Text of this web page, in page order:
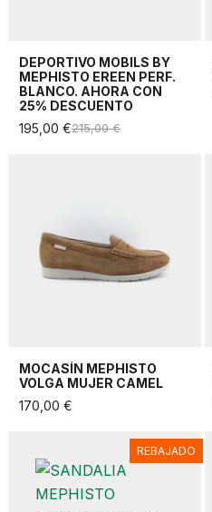
DEPORTIVO MOBILS BY
MEPHISTO EREEN PERF.
BLANCO. AHORA CON
25% DESCUENTO
195,00 €215,00 €
MOCASÍN MEPHISTO
VOLGA MUJER CAMEL
170,00 €
REBAJADO